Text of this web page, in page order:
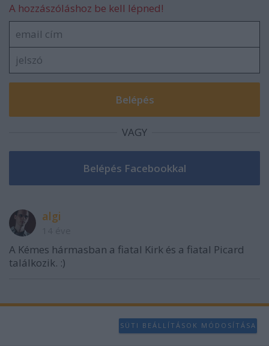
A hozzászóláshoz be kell lépned!
VAGY
algi
A Kémes hármasban a fiatal Kirk és a fiatal Picard
találkozik. :)
SÜTI BEÁLLÍTÁSOK MÓDOSÍTÁSA